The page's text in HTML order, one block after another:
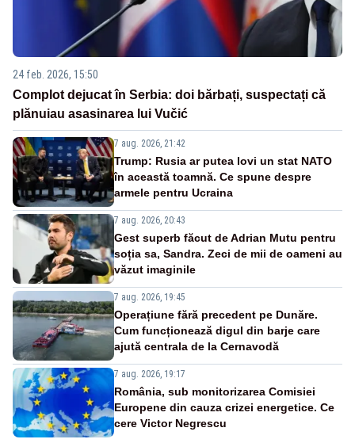
24 feb. 2026, 15:50
Complot dejucat în Serbia: doi bărbați, suspectați că
plănuiau asasinarea lui Vučić
7 aug. 2026, 21:42
Trump: Rusia ar putea lovi un stat NATO
în această toamnă. Ce spune despre
armele pentru Ucraina
7 aug. 2026, 20:43
Gest superb făcut de Adrian Mutu pentru
soția sa, Sandra. Zeci de mii de oameni au
văzut imaginile
7 aug. 2026, 19:45
Operațiune fără precedent pe Dunăre.
Cum funcționează digul din barje care
ajută centrala de la Cernavodă
7 aug. 2026, 19:17
România, sub monitorizarea Comisiei
Europene din cauza crizei energetice. Ce
cere Victor Negrescu